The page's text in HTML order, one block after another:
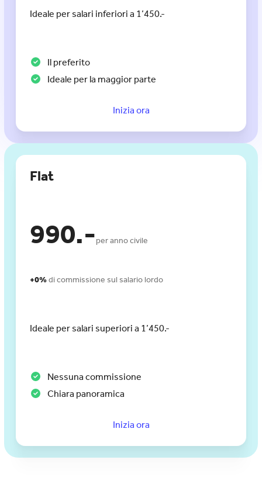
Ideale per salari inferiori a 1’450.-
Il preferito
Ideale per la maggior parte
Inizia ora
Flat
990.-per anno civile
+0%di commissione sul salario lordo
Ideale per salari superiori a 1’450.-
Nessuna commissione
Chiara panoramica
Inizia ora